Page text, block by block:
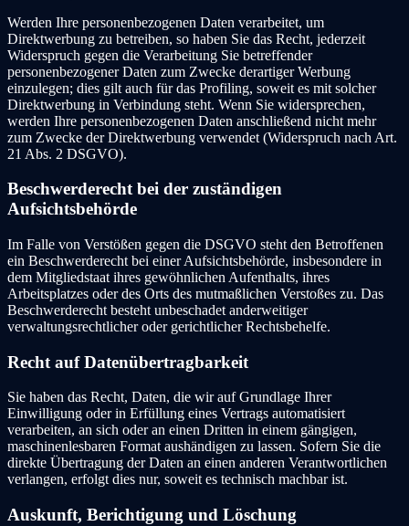
Werden Ihre personenbezogenen Daten verarbeitet, um
Direktwerbung zu betreiben, so haben Sie das Recht, jederzeit
Widerspruch gegen die Verarbeitung Sie betreffender
personenbezogener Daten zum Zwecke derartiger Werbung
einzulegen; dies gilt auch für das Profiling, soweit es mit solcher
Direktwerbung in Verbindung steht. Wenn Sie widersprechen,
werden Ihre personenbezogenen Daten anschließend nicht mehr
zum Zwecke der Direktwerbung verwendet (Widerspruch nach Art.
21 Abs. 2 DSGVO).
Beschwerderecht bei der zuständigen
Aufsichtsbehörde
Im Falle von Verstößen gegen die DSGVO steht den Betroffenen
ein Beschwerderecht bei einer Aufsichtsbehörde, insbesondere in
dem Mitgliedstaat ihres gewöhnlichen Aufenthalts, ihres
Arbeitsplatzes oder des Orts des mutmaßlichen Verstoßes zu. Das
Beschwerderecht besteht unbeschadet anderweitiger
verwaltungsrechtlicher oder gerichtlicher Rechtsbehelfe.
Recht auf Datenübertragbarkeit
Sie haben das Recht, Daten, die wir auf Grundlage Ihrer
Einwilligung oder in Erfüllung eines Vertrags automatisiert
verarbeiten, an sich oder an einen Dritten in einem gängigen,
maschinenlesbaren Format aushändigen zu lassen. Sofern Sie die
direkte Übertragung der Daten an einen anderen Verantwortlichen
verlangen, erfolgt dies nur, soweit es technisch machbar ist.
Auskunft, Berichtigung und Löschung